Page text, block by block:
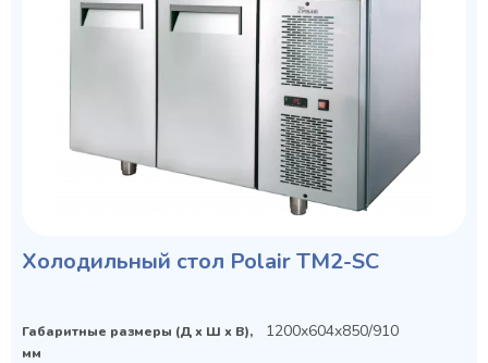
Холодильный стол Polair TM2-SC
Габаритные размеры (Д х Ш х В),
мм
1200x604x850/910